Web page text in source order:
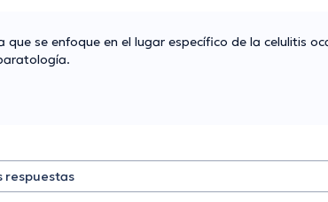
se enfoque en el lugar específico de la celulitis
respuestas